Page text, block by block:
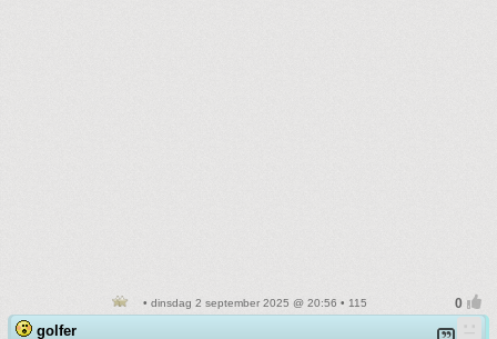
• dinsdag 2 september 2025 @ 20:56 • 115
golfer